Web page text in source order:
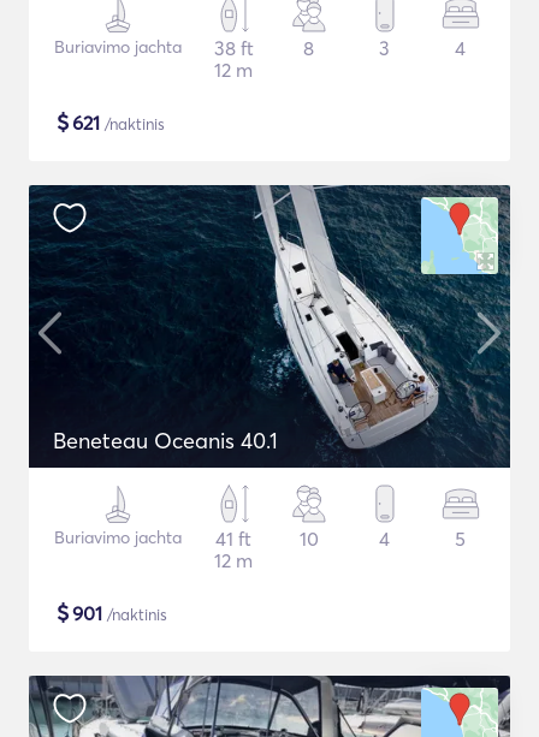
Buriavimo jachta
38 ft
12 m
8 3 4
$621 /naktinis
Beneteau Oceanis 40.1
Buriavimo jachta
41 ft
12 m
10 4 5
$901 /naktinis